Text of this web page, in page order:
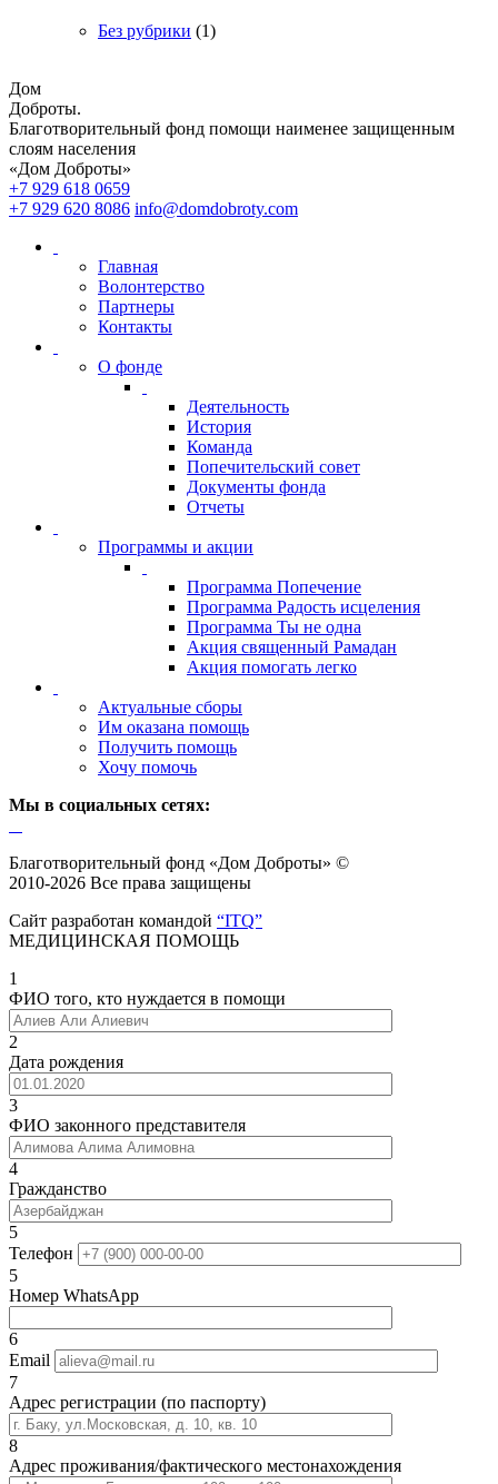
Без рубрики (1)
Дом
Доброты.
Благотворительный фонд помощи наименее защищенным
слоям населения
«Дом Доброты»
+7 929 618 0659
+7 929 620 8086 info@domdobroty.com
Главная
Волонтерство
Партнеры
Контакты
О фонде
Деятельность
История
Команда
Попечительский совет
Документы фонда
Отчеты
Программы и акции
Программа Попечение
Программа Радость исцеления
Программа Ты не одна
Акция священный Рамадан
Акция помогать легко
Актуальные сборы
Им оказана помощь
Получить помощь
Хочу помочь
Мы в социальных сетях:
Благотворительный фонд «Дом Доброты» ©
2010-2026 Все права защищены
Сайт разработан командой “ITQ”
МЕДИЦИНСКАЯ ПОМОЩЬ
1
ФИО того, кто нуждается в помощи
2
Дата рождения
3
ФИО законного представителя
4
Гражданство
5
Телефон
5
Номер WhatsApp
6
Email
7
Адрес регистрации (по паспорту)
8
Адрес проживания/фактического местонахождения